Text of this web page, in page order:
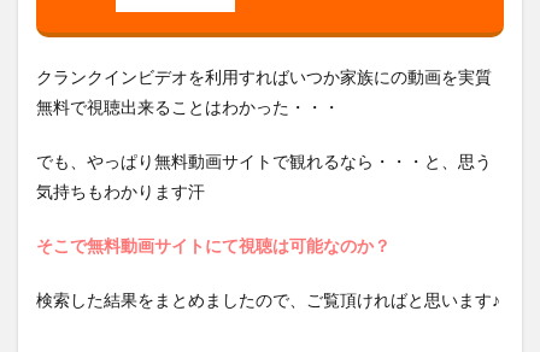
クランクインビデオを利用すればいつか家族にの動画を実質
無料で視聴出来ることはわかった・・・
でも、やっぱり無料動画サイトで観れるなら・・・と、思う
気持ちもわかります汗
そこで無料動画サイトにて視聴は可能なのか？
検索した結果をまとめましたので、ご覧頂ければと思います♪